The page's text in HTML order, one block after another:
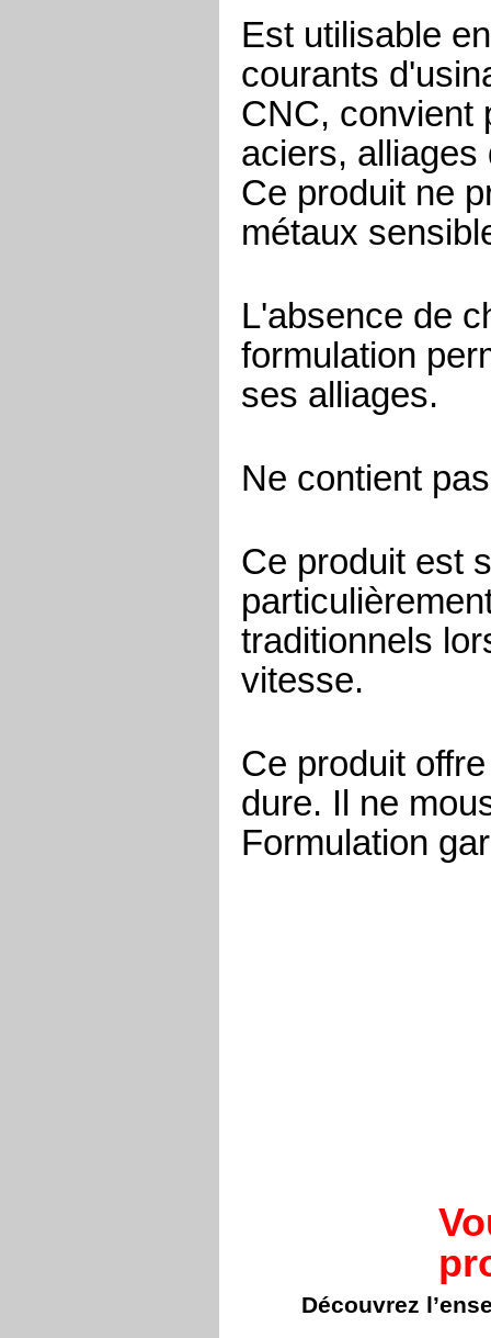
Est utilisable
courants
CNC, convient
aciers, alliages
Ce produit ne
métaux
L'absence de
formulation
ses alliages.
Ne contient
Ce produit est
traditionnels
vitesse.
Ce produit
dure. Il ne
Formulation
Découvrez